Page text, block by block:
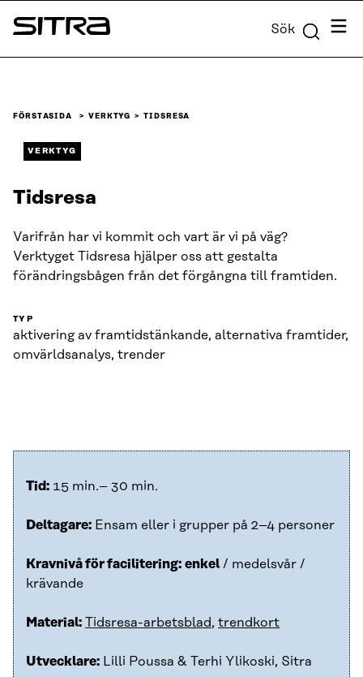
Skip to
content
Sitra Sök Meny
FÖRSTASIDA VERKTYG TIDSRESA
VERKTYG
Tidsresa
Varifrån har vi kommit och vart är vi på väg?
Verktyget Tidsresa hjälper oss att gestalta
förändringsbågen från det förgångna till framtiden.
TYP
aktivering av framtidstänkande, alternativa framtider,
omvärldsanalys, trender
Tid: 15 min.– 30 min.
Deltagare: Ensam eller i grupper på 2–4 personer
Kravnivå för facilitering: enkel/ medelsvår /
krävande
Material: Tidsresa-arbetsblad, trendkort
Utvecklare: Lilli Poussa & Terhi Ylikoski, Sitra